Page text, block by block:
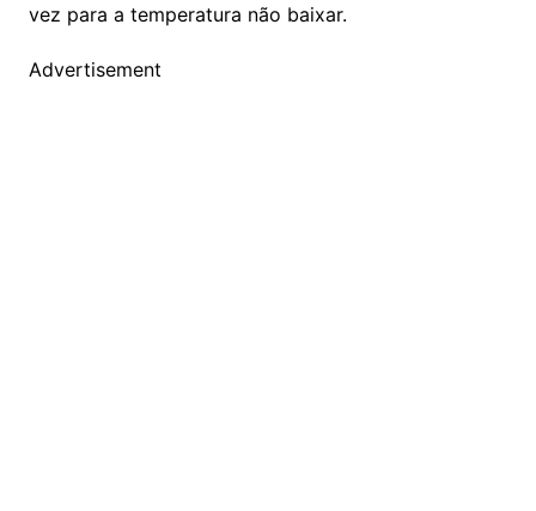
vez para a temperatura não baixar.
Advertisement